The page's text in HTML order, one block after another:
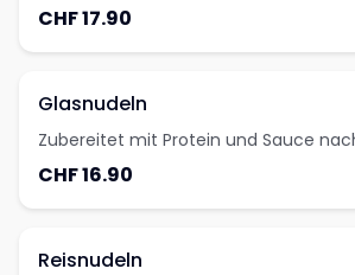
CHF 17.90
Glasnudeln
Zubereitet mit Protein und Sauce
CHF 16.90
Reisnudeln